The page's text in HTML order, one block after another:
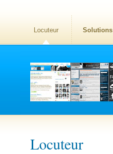
Locuteur Solutions
Locuteur